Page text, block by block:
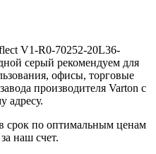
V1-R0-70252-20L36-
серый рекомендуем для
офисы, торговые
производителя Varton с
адресу.
срок по оптимальным ценам
наш счет.